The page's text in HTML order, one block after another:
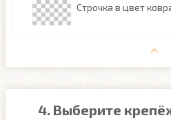
Строчка в цвет
4. Выберите